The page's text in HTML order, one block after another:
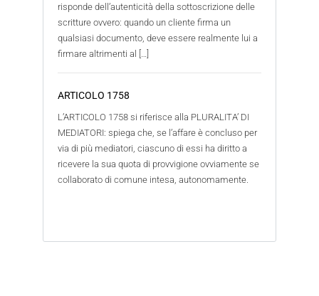
risponde dell’autenticità della sottoscrizione delle
scritture ovvero: quando un cliente firma un
qualsiasi documento, deve essere realmente lui a
firmare altrimenti al […]
ARTICOLO 1758
L’ARTICOLO 1758 si riferisce alla PLURALITA’ DI
MEDIATORI: spiega che, se l’affare è concluso per
via di più mediatori, ciascuno di essi ha diritto a
ricevere la sua quota di provvigione ovviamente se
collaborato di comune intesa, autonomamente.